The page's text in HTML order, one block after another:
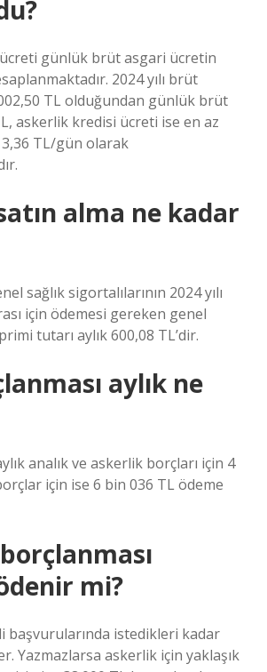
günlük brüt asgari ücretin
2024 yılı brüt
TL olduğundan günlük brüt
askerlik kredisi ücreti ise en az
TL/gün olarak
alma ne kadar
sağlık sigortalılarının 2024 yılı
için ödemesi gereken genel
tutarı aylık 600,08 TL’dir.
aylık ne
analık ve askerlik borçları için 4
için ise 6 bin 036 TL ödeme
mi?
başvurularında istedikleri kadar
Yazmazlarsa askerlik için yaklaşık